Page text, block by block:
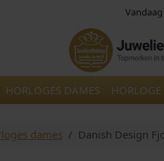
HORLOGES DAMES HORLOGE
dames Danish Design